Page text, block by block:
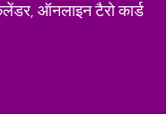
ऑनलाइन टैरो कार्ड